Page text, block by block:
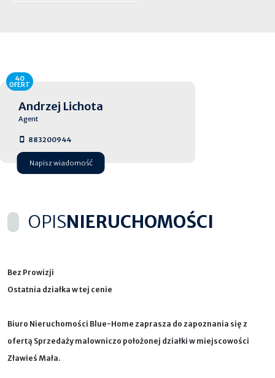
Andrzej Lichota
Agent
883200944
Napisz wiadomość
40
OFERT
OPISNIERUCHOMOŚCI
Bez Prowizji
Ostatnia działka w tej cenie
Biuro Nieruchomości Blue-Home zaprasza do zapoznania się z
ofertą Sprzedaży malowniczo położonej działki w miejscowości
Zławieś Mała.